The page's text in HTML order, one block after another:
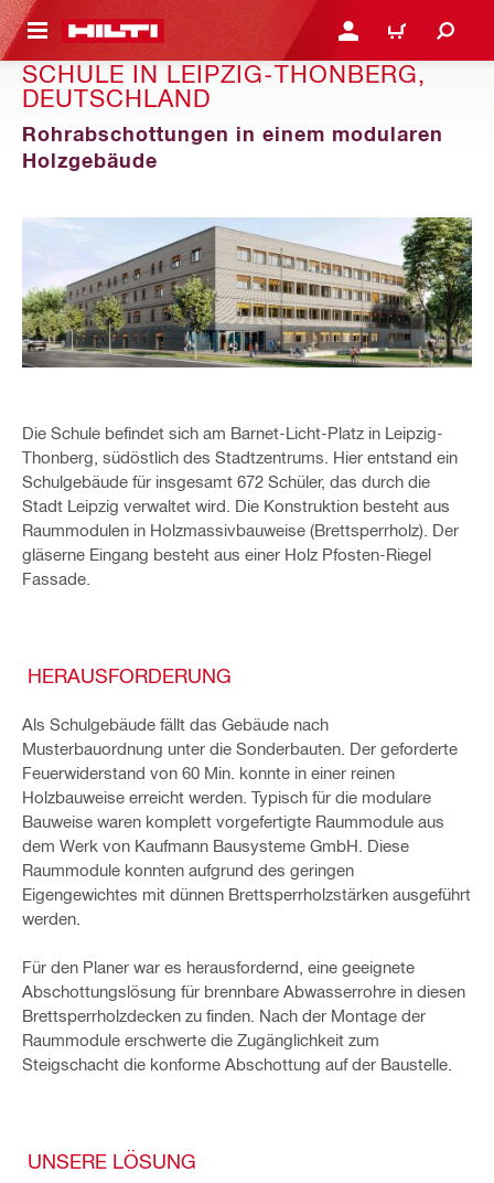
ANMELDEN ODER
WARENKORB
SCHULE IN LEIPZIG-THONBERG,
DEUTSCHLAND
Rohrabschottungen in einem modularen
Holzgebäude
Die Schule befindet sich am Barnet-Licht-Platz in Leipzig-
Thonberg, südöstlich des Stadtzentrums. Hier entstand ein
Schulgebäude für insgesamt 672 Schüler, das durch die
Stadt Leipzig verwaltet wird. Die Konstruktion besteht aus
Raummodulen in Holzmassivbauweise (Brettsperrholz). Der
gläserne Eingang besteht aus einer Holz Pfosten-Riegel
Fassade.
HERAUSFORDERUNG
Als Schulgebäude fällt das Gebäude nach
Musterbauordnung unter die Sonderbauten. Der geforderte
Feuerwiderstand von 60 Min. konnte in einer reinen
Holzbauweise erreicht werden. Typisch für die modulare
Bauweise waren komplett vorgefertigte Raummodule aus
dem Werk von Kaufmann Bausysteme GmbH. Diese
Raummodule konnten aufgrund des geringen
Eigengewichtes mit dünnen Brettsperrholzstärken ausgeführt
werden.
Für den Planer war es herausfordernd, eine geeignete
Abschottungslösung für brennbare Abwasserrohre in diesen
Brettsperrholzdecken zu finden. Nach der Montage der
Raummodule erschwerte die Zugänglichkeit zum
Steigschacht die konforme Abschottung auf der Baustelle.
UNSERE LÖSUNG